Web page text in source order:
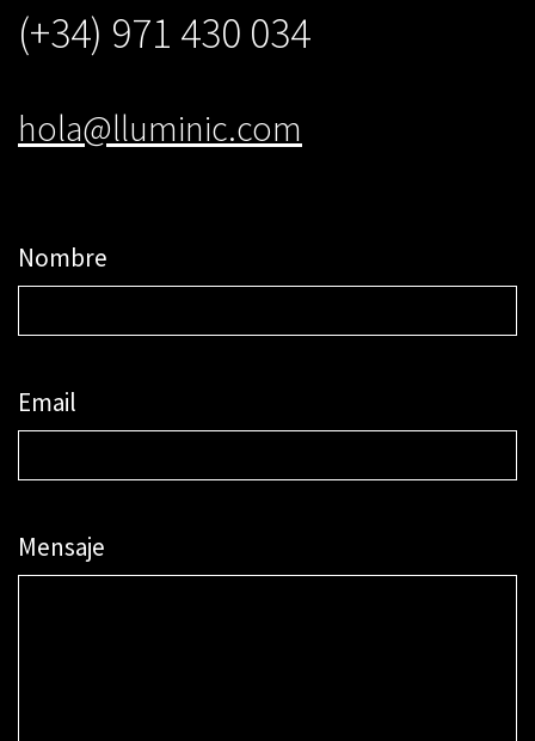
(+34) 971 430 034
hola@lluminic.com
Nombre
Email
Mensaje